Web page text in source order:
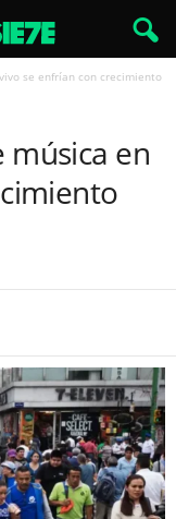
se enfrían con crecimiento
música en